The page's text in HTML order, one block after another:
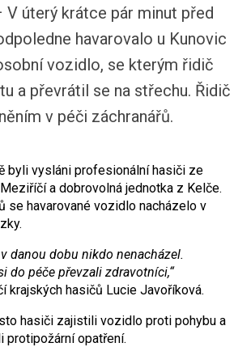
V úterý krátce pár minut před
havarovalo u Kunovic
vozidlo, se kterým řidič
a převrátil se na střechu. Řidič
v péči záchranářů.
byli vysláni profesionální hasiči ze
a dobrovolná jednotka z Kelče.
se havarované vozidlo nacházelo v
danou dobu nikdo nenacházel.
do péče převzali zdravotníci,“
krajských hasičů Lucie Javoříková.
hasiči zajistili vozidlo proti pohybu a
protipožární opatření.